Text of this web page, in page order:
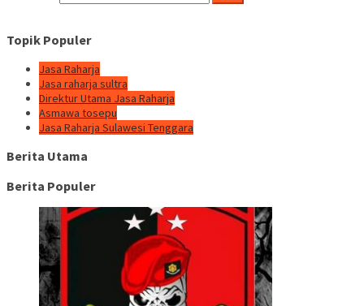
Topik Populer
Jasa Raharja
Jasa raharja sultra
Direktur Utama Jasa Raharja
Asmawa tosepu
Jasa Raharja Sulawesi Tenggara
Berita Utama
Berita Populer